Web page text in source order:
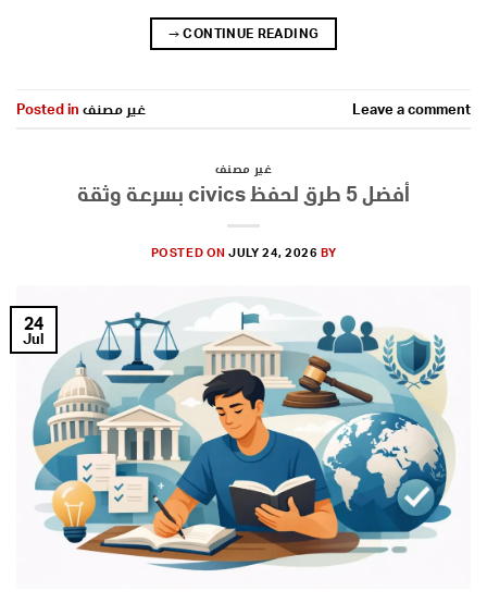
CONTINUE READING
→
Posted in غير مصنف Leave a comment
غير مصنف
أفضل 5 طرق لحفظ civics بسرعة وثقة
POSTED ONJULY 24, 2026 BY
24
Jul